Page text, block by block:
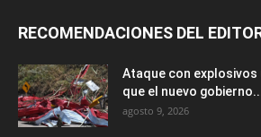
RECOMENDACIONES DEL
Ataque con explosivos
que el nuevo
agosto 9, 2026